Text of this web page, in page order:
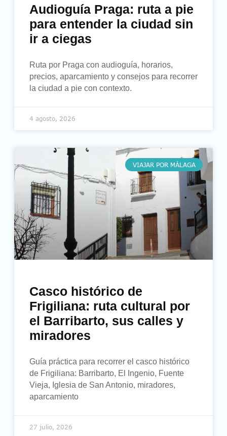
Audioguía Praga: ruta a pie
para entender la ciudad sin
ir a ciegas
Ruta por Praga con audioguía, horarios,
precios, aparcamiento y consejos para recorrer
la ciudad a pie con contexto.
4 agosto, 2026
VIAJAR POR MÁLAGA
Casco histórico de
Frigiliana: ruta cultural por
el Barribarto, sus calles y
miradores
Guía práctica para recorrer el casco histórico
de Frigiliana: Barribarto, El Ingenio, Fuente
Vieja, Iglesia de San Antonio, miradores,
aparcamiento
27 julio, 2026